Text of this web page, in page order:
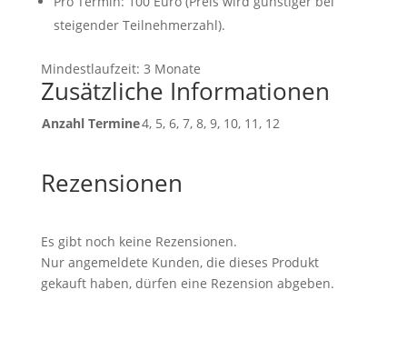
steigender Teilnehmerzahl).
Mindestlaufzeit: 3 Monate
Zusätzliche Informationen
Anzahl Termine4, 5, 6, 7, 8, 9, 10, 11, 12
Rezensionen
Es gibt noch keine Rezensionen.
Nur angemeldete Kunden, die dieses Produkt
gekauft haben, dürfen eine Rezension abgeben.